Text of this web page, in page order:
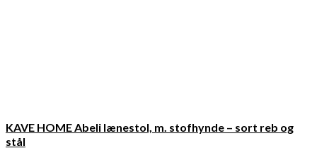
KAVE HOME Abeli lænestol, m. stofhynde – sort reb og
stål